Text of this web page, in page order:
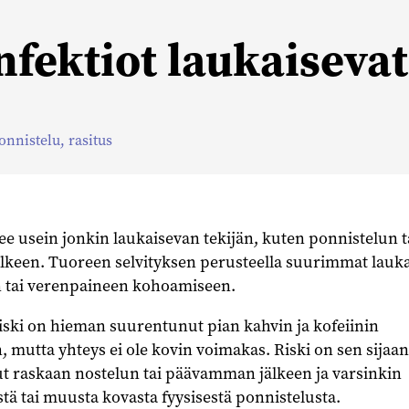
, rasitus
usein jonkin laukaisevan tekijän, kuten ponnistelun
Tuoreen selvityksen perusteella suurimmat
verenpaineen kohoamiseen.
on hieman suurentunut pian kahvin ja kofeiinin
mutta yhteys ei ole kovin voimakas. Riski on sen sijaan
raskaan nostelun tai päävamman jälkeen ja varsinkin
tai muusta kovasta fyysisestä ponnistelusta.